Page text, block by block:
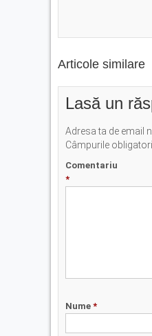
Articole similare
Lasă un
Adresa ta de email
Câmpurile
Comentariu
*
Nume *